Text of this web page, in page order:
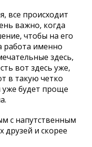
все происходит
важно, когда
чтобы на его
работа именно
здесь,
вот здесь уже,
в такую четко
уже будет проще
с напутственным
и скорее